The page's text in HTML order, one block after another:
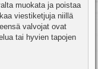
muokata ja poistaa
viestiketjuja niillä
valvojat ovat
tai hyvien tapojen